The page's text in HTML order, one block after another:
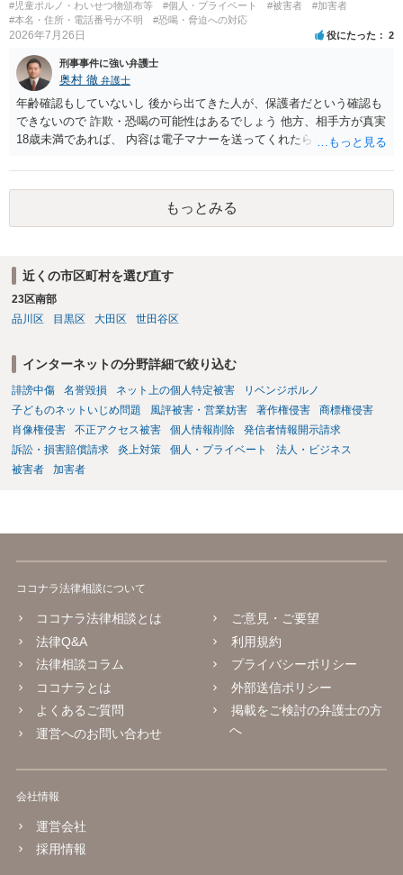
の著作権は撮影者に、肖像に関する権利は被写体本人に帰属します
（著作権法2条・17条）。 ウェブサイト全体に当然に著作権が生じる
等は別として、一般的なレイアウトや配色、依頼者から提供された素
材を希望に沿って配置した部分には、通常、著作物性は認められにく
いと考えられます。仮に具体的な画面構成の一部に創作性が認められ
ても、その権利は当該部分に限られ、ご相談者の写真や文章等を制作
実績として掲載する権限まで当然に生じるものではありません。 もっ
の同意があれば別です。また、単に制作を担当した事実を記載した
り、公開中のサイトへリンクしたりする行為まで当然に禁止できると
は限りません。 人物写真については、通常のSNSへの無断掲載と同
様、掲載目的、態様、必要性、本人の特定可能性等から判断されま
りません。 まず、見積書、メール、チャット、デザイナーの利用規約
を確認したうえで、「提供素材及びこれを含む画面の複製・SNS掲載
を許諾しない」と書面で明確に通知することをお勧めします。すでに
#児童ポルノ・わいせつ物頒布等 #個人・プライベート #被害者
#加害者
#本名・住所・電話番号が不明
#恐喝・脅迫への対応
2026年7月26日 役にたった 2
刑事事件に強い弁護士
奥村 徹 弁護士
年齢確認もしていないし 後から出てきた人が、保護者だという確認も
できないので 詐欺・恐喝の可能性はあるでしょう 他方、相手方が真実
18歳未満であれば、 内容は電子マナーを送ってくれたら自慰行為など
画の尺は10分ほど、服を着たままで胸を触って欲しい、などの要望を
して、要求された金額(1000円程度)の電子マネーを送信してしまいま
した。 そこから、撮影するまで暇なので顔の雰囲気の写真を交換して
欲しい、住んでいる都道府県と区を教えてと言われたので教えたりと
能です。
もっとみる
近くの市区町村を選び直す
23区南部
品川区
目黒区 大田区 世田谷区
インターネットの分野詳細で絞り込む
誹謗中傷 名誉毀損 ネット上の個人特定被害
リベンジポルノ
子どものネットいじめ問題
風評被害・営業妨害 著作権侵害
商標権侵害
肖像権侵害
不正アクセス被害 個人情報削除
発信者情報開示請求
訴訟・損害賠償請求
炎上対策 個人・プライベート
法人・ビジネス
被害者
加害者
ココナラ法律相談について
ココナラ法律相談とは
法律Q&A
法律相談コラム
ココナラとは
よくあるご質問
運営へのお問い合わせ
ご意見・ご要望
利用規約
プライバシーポリシー
外部送信ポリシー
掲載をご検討の弁護士の方
へ
会社情報
運営会社
採用情報